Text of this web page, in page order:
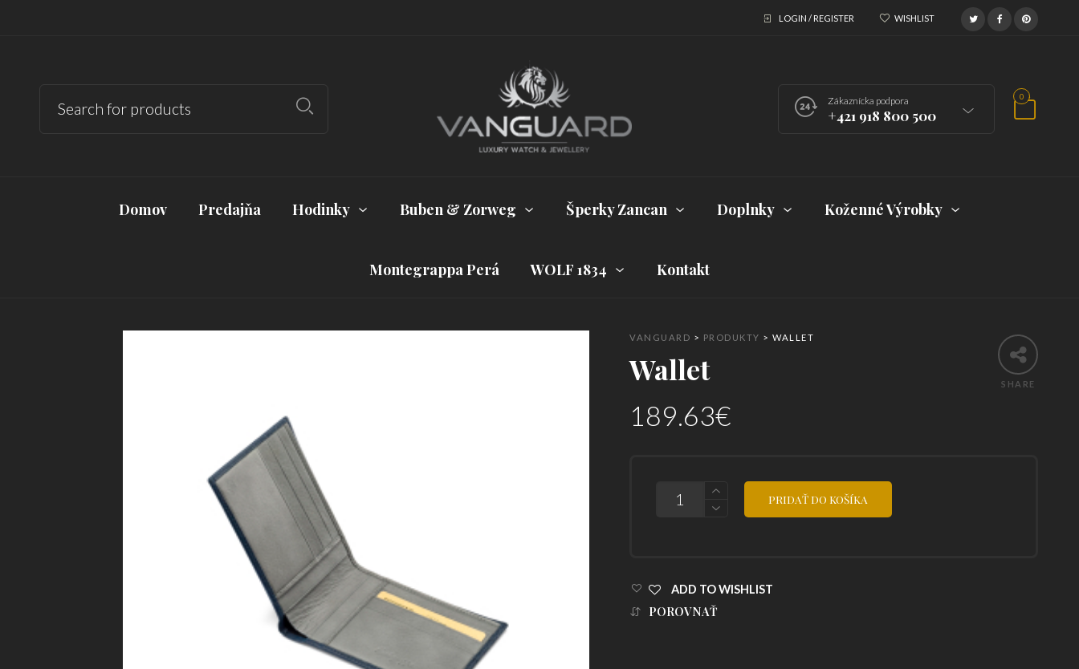
LOGIN / REGISTER WISHLIST
Zákaznícka podpora
+421 918 800 500
0
Domov Predajňa Hodinky Buben & Zorweg Šperky Zancan Doplnky Koženné Výrobky
Montegrappa Perá WOLF 1834 Kontakt
SHARE
VANGUARD > PRODUKTY >WALLET
Wallet
189.63€
PRIDAŤ DO KOŠÍKA
ADD TO WISHLIST
POROVNAŤ